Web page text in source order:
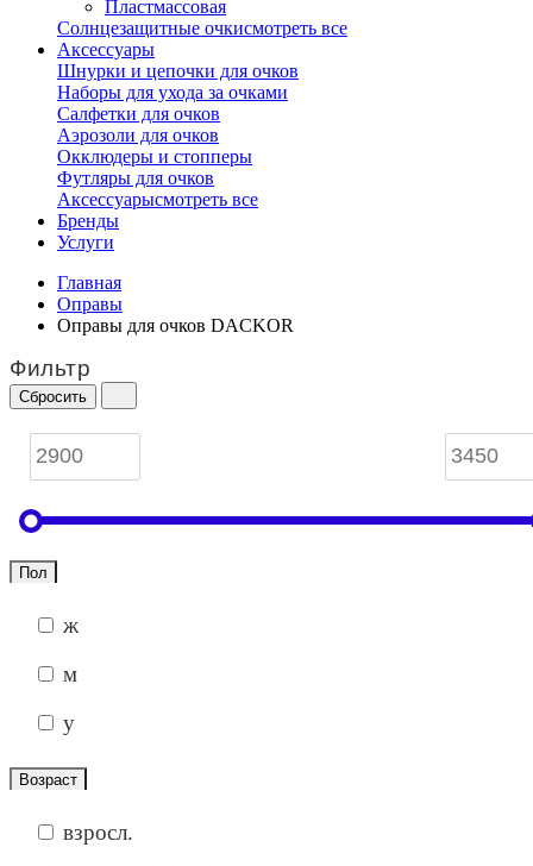
Пластмассовая
Солнцезащитные очкисмотреть все
Аксессуары
Шнурки и цепочки для очков
Наборы для ухода за очками
Салфетки для очков
Аэрозоли для очков
Окклюдеры и стопперы
Футляры для очков
Аксессуарысмотреть все
Бренды
Услуги
Главная
Оправы
Оправы для очков DACKOR
Фильтр
Пол
ж
м
у
Возраст
взросл.